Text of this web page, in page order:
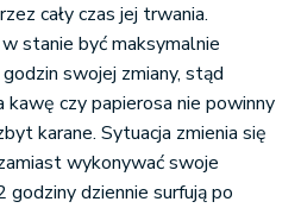
cały czas jej trwania.
stanie być maksymalnie
swojej zmiany, stąd
czy papierosa nie powinny
karane. Sytuacja zmienia się
wykonywać swoje
dziennie surfują po